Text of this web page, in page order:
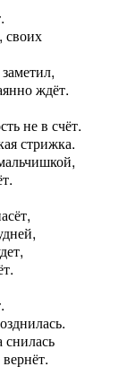
своих
ждёт.
не в счёт.
стрижка.
снилась